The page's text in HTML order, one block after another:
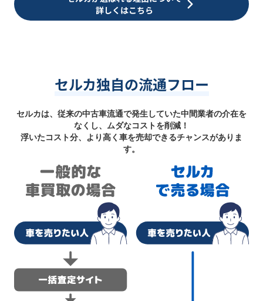
詳しくはこちら
セルカ独自の流通フロー
セルカは、従来の中古車流通で発生していた中間業者の介在を
なくし、ムダなコストを削減！
浮いたコスト分、より高く車を売却できるチャンスがありま
す。